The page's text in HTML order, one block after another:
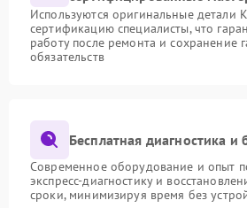
Используются оригинальные
сертификацию специалисты, что
работу после ремонта и сохранение
обязательств
Бесплатная диагностика
Современное оборудование и опыт
экспресс-диагностику и
сроки, минимизируя время без